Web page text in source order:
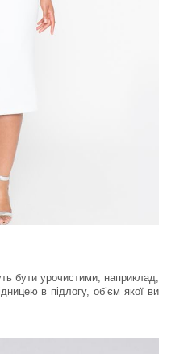
бути урочистими, наприклад,
в підлогу, об’єм якої ви